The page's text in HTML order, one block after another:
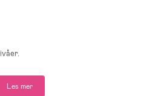
to utgaver av dette produktet:
Les mer